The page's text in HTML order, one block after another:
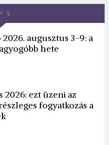
5
augusztus 3-9: a
hete
2026: ezt üzeni az
fogyatkozás a